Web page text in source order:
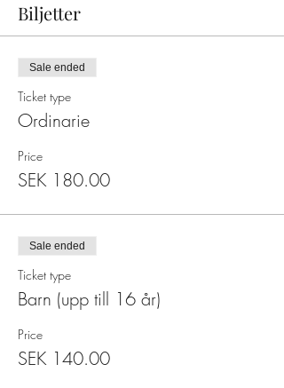
Biljetter
Sale ended
Ticket type
Ordinarie
Price
SEK 180.00
Sale ended
Ticket type
Barn (upp till 16 år)
Price
SEK 140.00